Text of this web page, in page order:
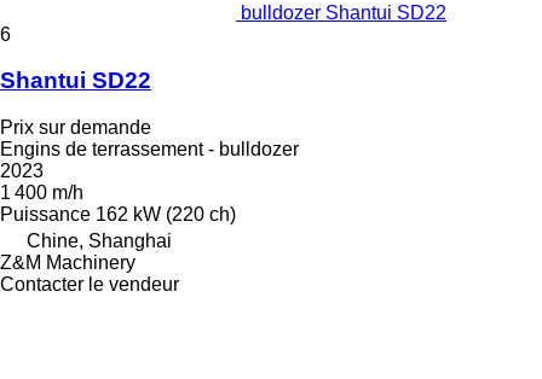
bulldozer Shantui SD22
6
Shantui SD22
Prix sur demande
Engins de terrassement - bulldozer
2023
1 400 m/h
Puissance 162 kW (220 ch)
Chine, Shanghai
Z&M Machinery
Contacter le vendeur